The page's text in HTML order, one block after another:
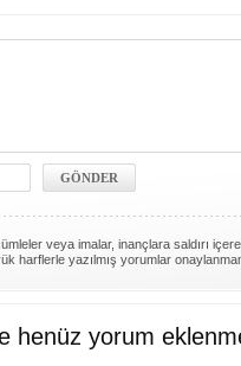
veya imalar, inançlara saldırı
harflerle yazılmış yorumlar
henüz yorum